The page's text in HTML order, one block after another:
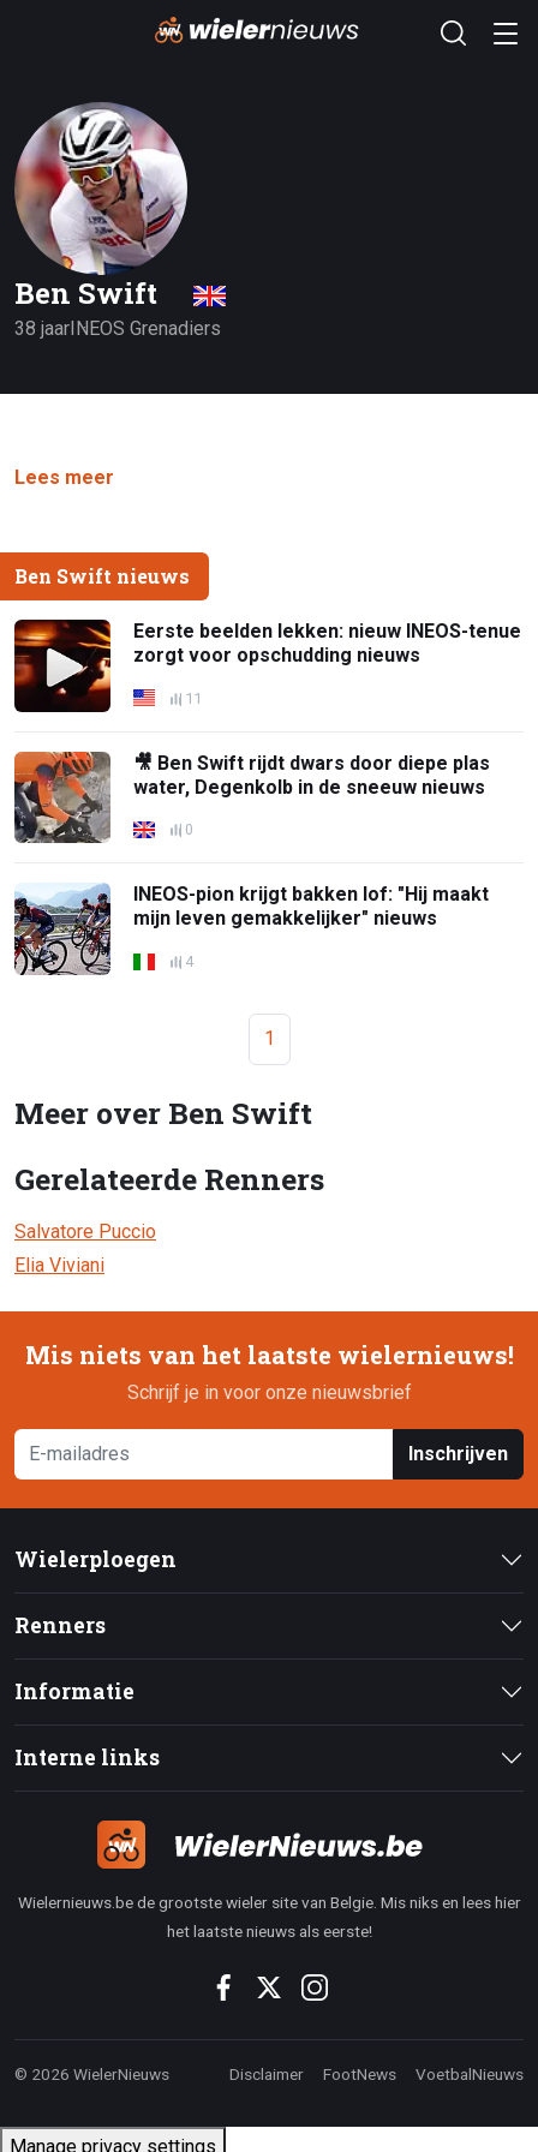
Ben Swift
38 jaarINEOS Grenadiers
Lees meer
Ben Swift nieuws
Eerste beelden lekken: nieuw INEOS-tenue
zorgt voor opschudding nieuws
11
🎥 Ben Swift rijdt dwars door diepe plas
water, Degenkolb in de sneeuw nieuws
0
INEOS-pion krijgt bakken lof: "Hij maakt
mijn leven gemakkelijker" nieuws
4
1
Meer over Ben Swift
Gerelateerde Renners
Salvatore Puccio
Elia Viviani
Mis niets van het laatste wielernieuws!
Schrijf je in voor onze nieuwsbrief
Inschrijven
Wielerploegen
Renners
Informatie
Interne links
Wielernieuws.be de grootste wieler site van Belgie. Mis niks en lees hier
het laatste nieuws als eerste!
© 2026 WielerNieuws Disclaimer FootNews VoetbalNieuws
Manage privacy settings